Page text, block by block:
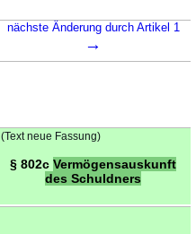
nächste Änderung durch Artikel 1
→
(Text neue Fassung)
§ 802c Vermögensauskunft
des Schuldners